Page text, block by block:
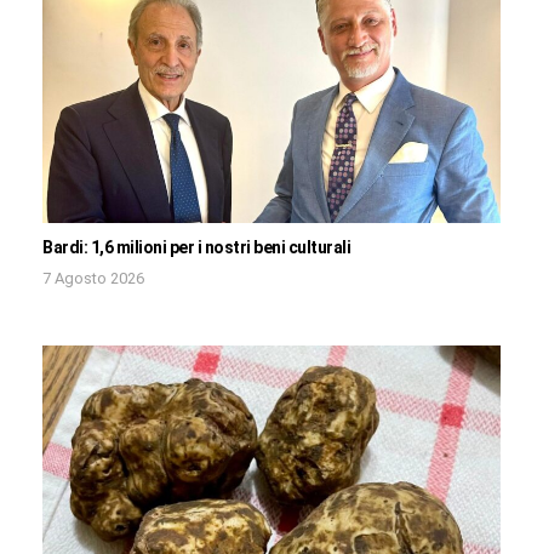
Bardi: 1,6 milioni per i nostri beni culturali
7 Agosto 2026